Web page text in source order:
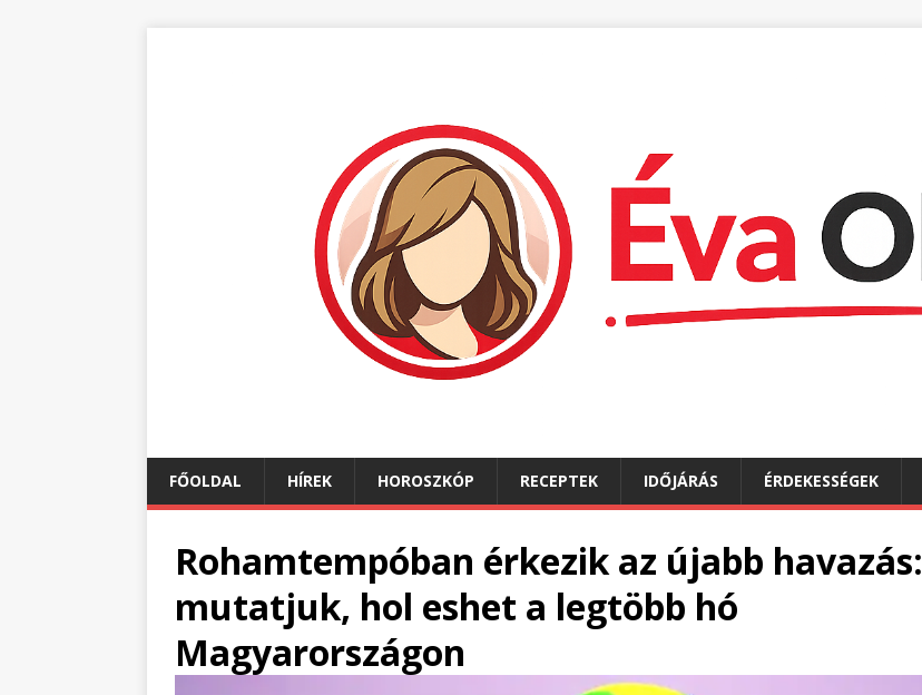
FŐOLDAL HÍREK HOROSZKÓP RECEPTEK IDŐJÁRÁS ÉRDEKESSÉGEK
Rohamtempóban érkezik az újabb havazás:
mutatjuk, hol eshet a legtöbb hó
Magyarországon